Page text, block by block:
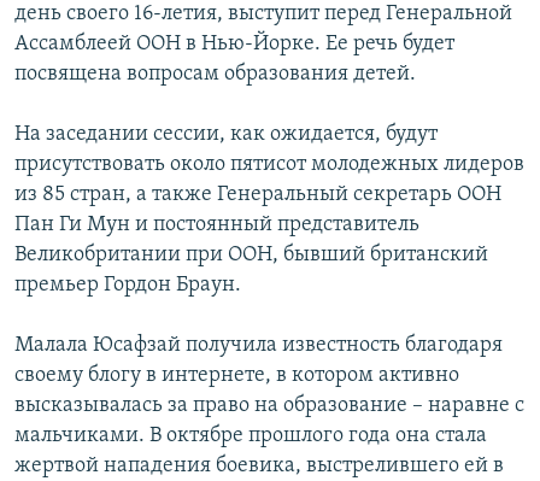
день своего 16-летия, выступит перед Генеральной
Ассамблеей ООН в Нью-Йорке. Ее речь будет
посвящена вопросам образования детей.
На заседании сессии, как ожидается, будут
присутствовать около пятисот молодежных лидеров
из 85 стран, а также Генеральный секретарь ООН
Пан Ги Мун и постоянный представитель
Великобритании при ООН, бывший британский
премьер Гордон Браун.
Малала Юсафзай получила известность благодаря
своему блогу в интернете, в котором активно
высказывалась за право на образование – наравне с
мальчиками. В октябре прошлого года она стала
жертвой нападения боевика, выстрелившего ей в